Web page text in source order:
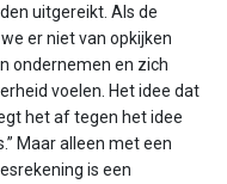
uitgereikt. Als de
er niet van opkijken
ondernemen en zich
voelen. Het idee dat
het af tegen het idee
Maar alleen met een
is een